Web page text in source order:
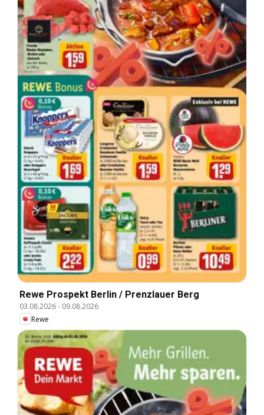
Rewe Prospekt Berlin / Prenzlauer Berg
03.08.2026- 09.08.2026
Rewe